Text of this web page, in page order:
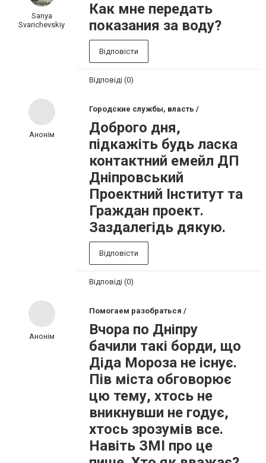
Sanya
Svarichevskiy
Как мне передать
показания за воду?
Відповісти
Відповіді (0)
Анонім
Городские службы, власть /
Доброго дня,
підкажіть будь ласка
контактний емейл ДП
Дніпровський
Проектний Інститут та
Граждан проект.
Заздалегідь дякую.
Відповісти
Відповіді (0)
Анонім
Помогаем разобраться /
Вчора по Дніпру
бачили такі борди, що
Діда Мороза не існує.
Пів міста обговорює
цю тему, хтось не
вникнувши не годує,
хтось зрозумів все.
Навіть ЗМІ про це